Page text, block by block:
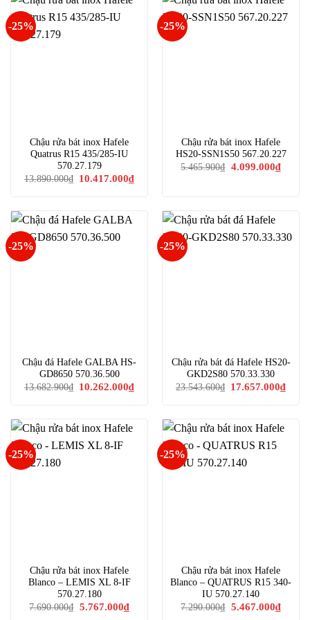
-25%
Chậu rửa bát inox Hafele
Quatrus R15 435/285-IU
570.27.179
13.890.000₫
Giá
10.417.000₫Giá
hiện
10.417.000₫.
-25%
Chậu rửa bát inox Hafele
HS20-SSN1S50 567.20.227
5.465.900₫ Giá
4.099.000₫Giá
hiện
-25%
Chậu đá Hafele GALBA HS-
GD8650 570.36.500
13.682.900₫
Giá
10.262.000₫Giá
hiện
10.262.000₫.
-25%
Chậu rửa bát đá Hafele HS20-
GKD2S80 570.33.330
23.543.600₫
Giá
17.657.000₫Giá
hiện
-25%
Chậu rửa bát inox Hafele
Blanco – LEMIS XL 8-IF
570.27.180
7.690.000₫
Giá
5.767.000₫Giá
hiện
-25%
Chậu rửa bát inox Hafele
Blanco – QUATRUS R15 340-
IU 570.27.140
7.290.000₫
Giá
5.467.000₫Giá
hiện